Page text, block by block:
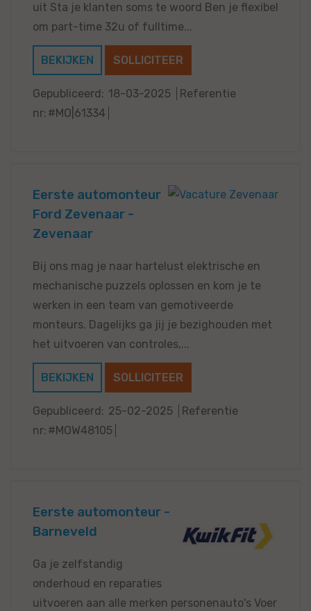
uit Sta je klanten soms te woord Ben je flexibel
om part-time 32u of fulltime...
BEKIJKEN SOLLICITEER
Gepubliceerd: 18-03-2025
Referentie
nr: #MO|61334
Eerste automonteur
Ford Zevenaar -
Zevenaar
Bij ons mag je naar hartelust elektrische en
mechanische puzzels oplossen en kom je te
werken in een team van gemotiveerde
monteurs. Dagelijks ga jij je bezighouden met
het uitvoeren van controles,...
BEKIJKEN SOLLICITEER
Gepubliceerd: 25-02-2025
Referentie
nr: #MOW48105
Eerste automonteur -
Barneveld
Ga je zelfstandig
onderhoud en reparaties
uitvoeren aan alle merken personenauto's Voer